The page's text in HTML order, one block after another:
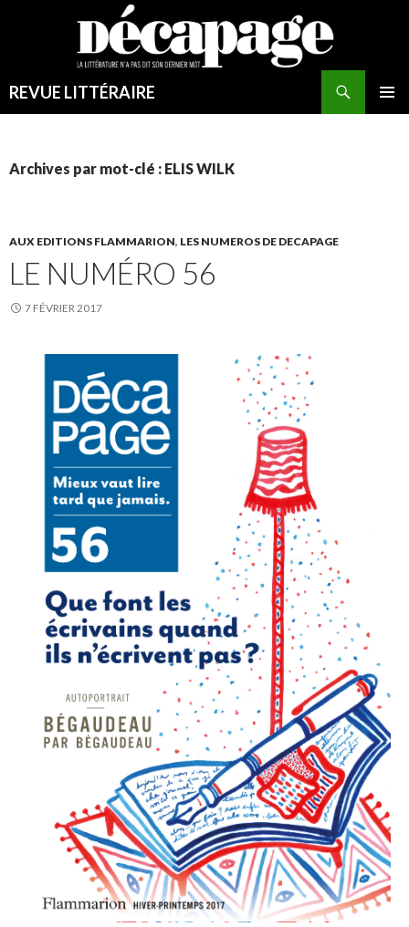
REVUE LITTÉRAIRE
Archives par mot-clé : ELIS WILK
AUX EDITIONS FLAMMARION, LES NUMEROS DE DECAPAGE
LE NUMÉRO 56
7 FÉVRIER 2017